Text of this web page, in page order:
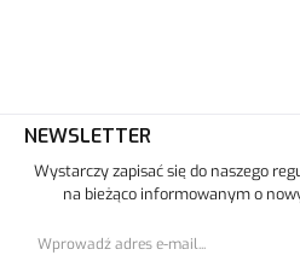
NEWSLETTER
Wystarczy zapisać się do naszego
na bieżąco informowanym o